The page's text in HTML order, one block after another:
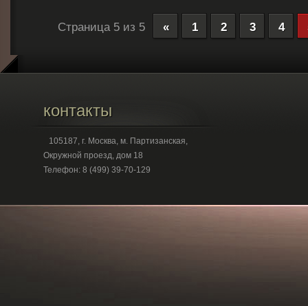
Страница 5 из 5 « 1 2 3 4
контакты
105187, г. Москва, м. Партизанская,
Окружной проезд, дом 18
Телефон: 8 (499) 39-70-129